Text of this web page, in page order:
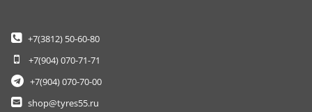
+7(3812) 50-60-80
+7(904)070-71-71
+7(904)070-70-00
shop@tyres55.ru